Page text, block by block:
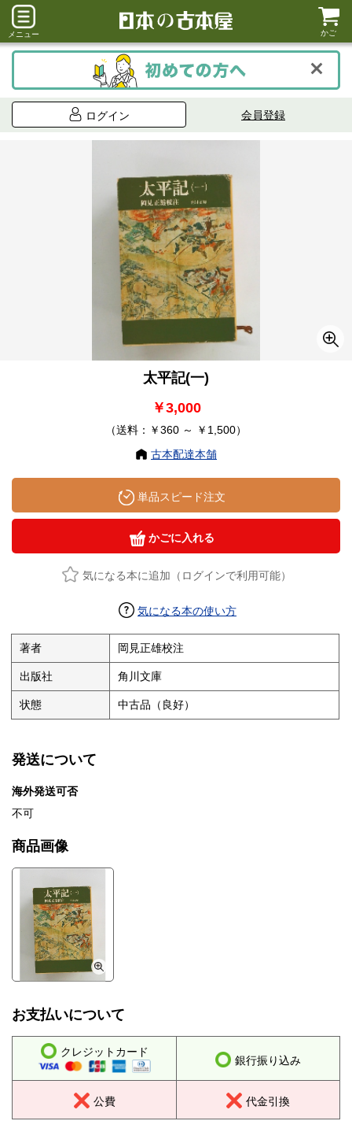
メニュー かご
ログイン 会員登録
太平記(一)
￥3,000
（送料：￥360 ～ ￥1,500）
古本配達本舗
単品スピード注文
かごに入れる
気になる本に追加（ログインで利用可能）
気になる本の使い方
著者 岡見正雄校注
出版社 角川文庫
状態 中古品（良好）
発送について
海外発送可否
不可
商品画像
お支払いについて
クレジットカード
銀行振り込み
公費 代金引換